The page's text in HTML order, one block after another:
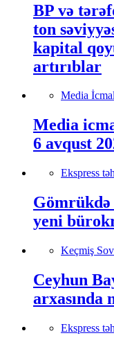
BP və
ton
kapital
artırıblar
Media
Media
6 avqust
Ekspress
Gömrükdə
yeni
Keçmiş
Ceyhun
arxasında
Ekspress